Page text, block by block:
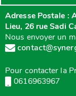
Adresse Postale :
Lieu, 26 rue Sadi
Nous envoyer un
Pour contacter la
0616963967